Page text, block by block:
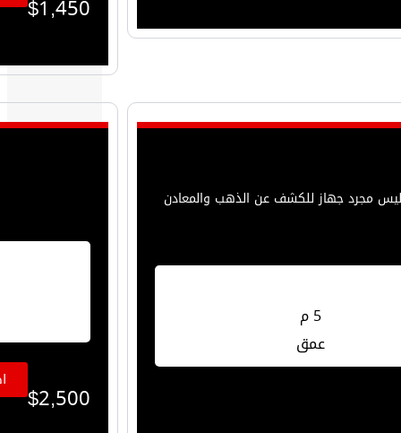
$1,450
ليس مجرد جهاز للكشف عن الذهب والمعادن
5 م
عمق
$2,500